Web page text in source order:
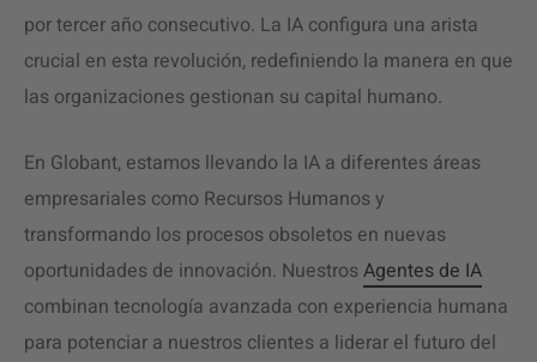
por tercer año consecutivo. La IA configura una arista
crucial en esta revolución, redefiniendo la manera en que
las organizaciones gestionan su capital humano.
En Globant, estamos llevando la IA a diferentes áreas
empresariales como Recursos Humanos y
transformando los procesos obsoletos en nuevas
oportunidades de innovación. NuestrosAgentes de IA
combinan tecnología avanzada con experiencia humana
para potenciar a nuestros clientes a liderar el futuro del